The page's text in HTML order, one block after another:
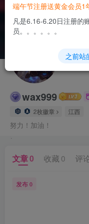
wax999
2枚徽章 江西
努力！加油！
文章0 收藏 0 评
发布 0
端午节注册送黄金会员1
凡是6.16-6.20日注册的
员。。。。。。
之前站